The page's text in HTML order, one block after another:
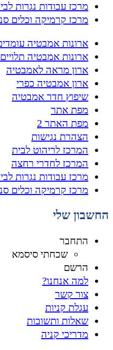
מרכז עבודות נגרות
מרכז קרמיקה וכלים
ארונות אמבטיה
ארונות אמבטיה תלויים
ארון מראה לאמבטיה
ארון אמבטיה כפרי
שיפוץ חדר אמבטיה
מפת אתר
מפת האתר 2
הצהרת נגישות
המרכז לריהוט לבית
המרכז לחדרי רחצה
מרכז עבודות נגרות
מרכז קרמיקה וכלים
החשבון שלי
התחבר
שכחתי סיסמא
הרשם
למה אנחנו?
צור קשר
עגלת קניות
שאלות ותשובות
מדריכי קניה